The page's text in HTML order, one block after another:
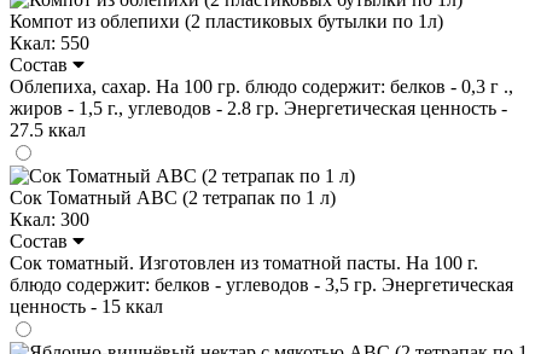
Компот из облепихи (2 пластиковых бутылки по 1л)
Ккал: 550
Состав
Облепиха, сахар. На 100 гр. блюдо содержит: белков - 0,3 г .,
жиров - 1,5 г., углеводов - 2.8 гр. Энергетическая ценность -
27.5 ккал
Сок Томатный ABC (2 тетрапак по 1 л)
Ккал: 300
Состав
Сок томатный. Изготовлен из томатной пасты. На 100 г.
блюдо содержит: белков - углеводов - 3,5 гр. Энергетическая
ценность - 15 ккал